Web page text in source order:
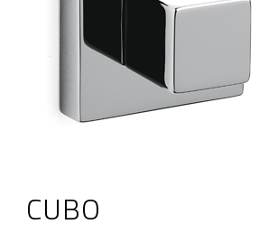
CUBO